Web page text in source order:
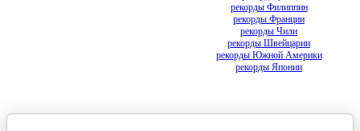
рекорды Филиппин
рекорды Франции
рекорды Чили
рекорды Швейцарии
рекорды Южной Америки
рекорды Японии